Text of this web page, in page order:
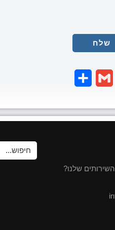
WhatsApp
Gmail
שלנו?